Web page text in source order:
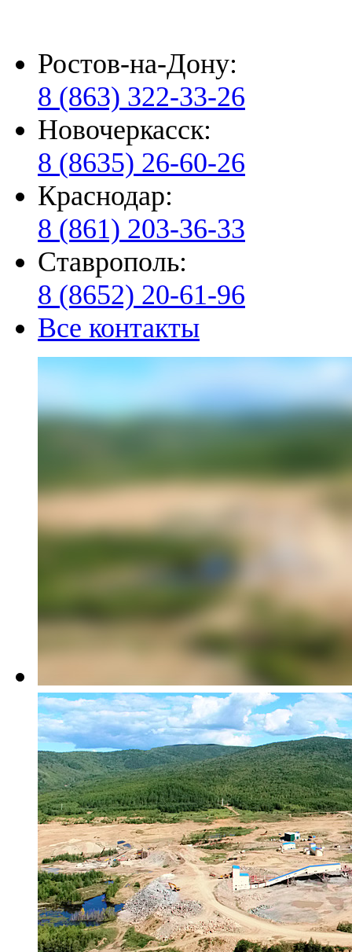
Ростов-на-Дону:
8 (863) 322-33-26
Новочеркасск:
8 (8635) 26-60-26
Краснодар:
8 (861) 203-36-33
Ставрополь:
8 (8652) 20-61-96
Все контакты